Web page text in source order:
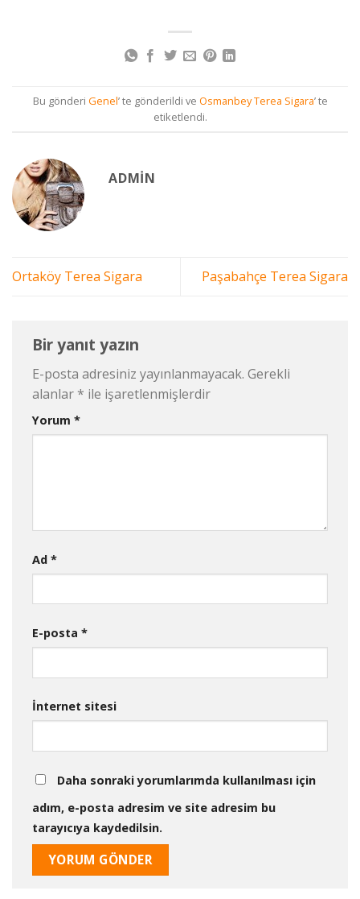
Bu gönderi Genel’ te gönderildi ve Osmanbey Terea Sigara’ te
etiketlendi.
ADMIN
Ortaköy Terea Sigara Paşabahçe Terea Sigara
Bir yanıt yazın
E-posta adresiniz yayınlanmayacak. Gerekli
alanlar * ile işaretlenmişlerdir
Yorum *
Ad *
E-posta *
İnternet sitesi
Daha sonraki yorumlarımda kullanılması için
adım, e-posta adresim ve site adresim bu
tarayıcıya kaydedilsin.